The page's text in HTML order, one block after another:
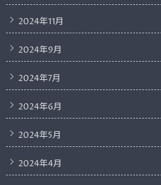
2024年11月
2024年9月
2024年7月
2024年6月
2024年5月
2024年4月